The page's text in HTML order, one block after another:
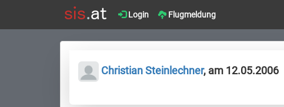
Login Flugmeldung
Christian Steinlechner, am 12.05.2006